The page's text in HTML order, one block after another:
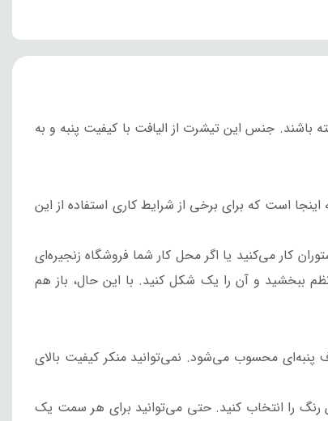
جنس این تیشرت از الیافت با کیفیت پنبه و به
است که برای برخی از شرایط کاری استفاده از این
کار می‌کنید یا اگر محل کار شما فروشگاه‌ زنجیره‌ای
ببخشید و آن را یک شکل کنید. با این حال، باز هم
محسوب می‌شود. نمی‌توانید منکر کیفیت بالای
رنگ را انتخاب کنید. حتی می‌توانید برای هر سمت یک